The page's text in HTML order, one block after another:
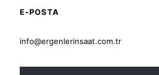
E-POSTA
info@ergenlerinsaat.com.tr